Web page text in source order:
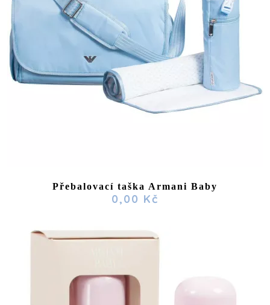
Přebalovací taška Armani Baby
0,00 Kč